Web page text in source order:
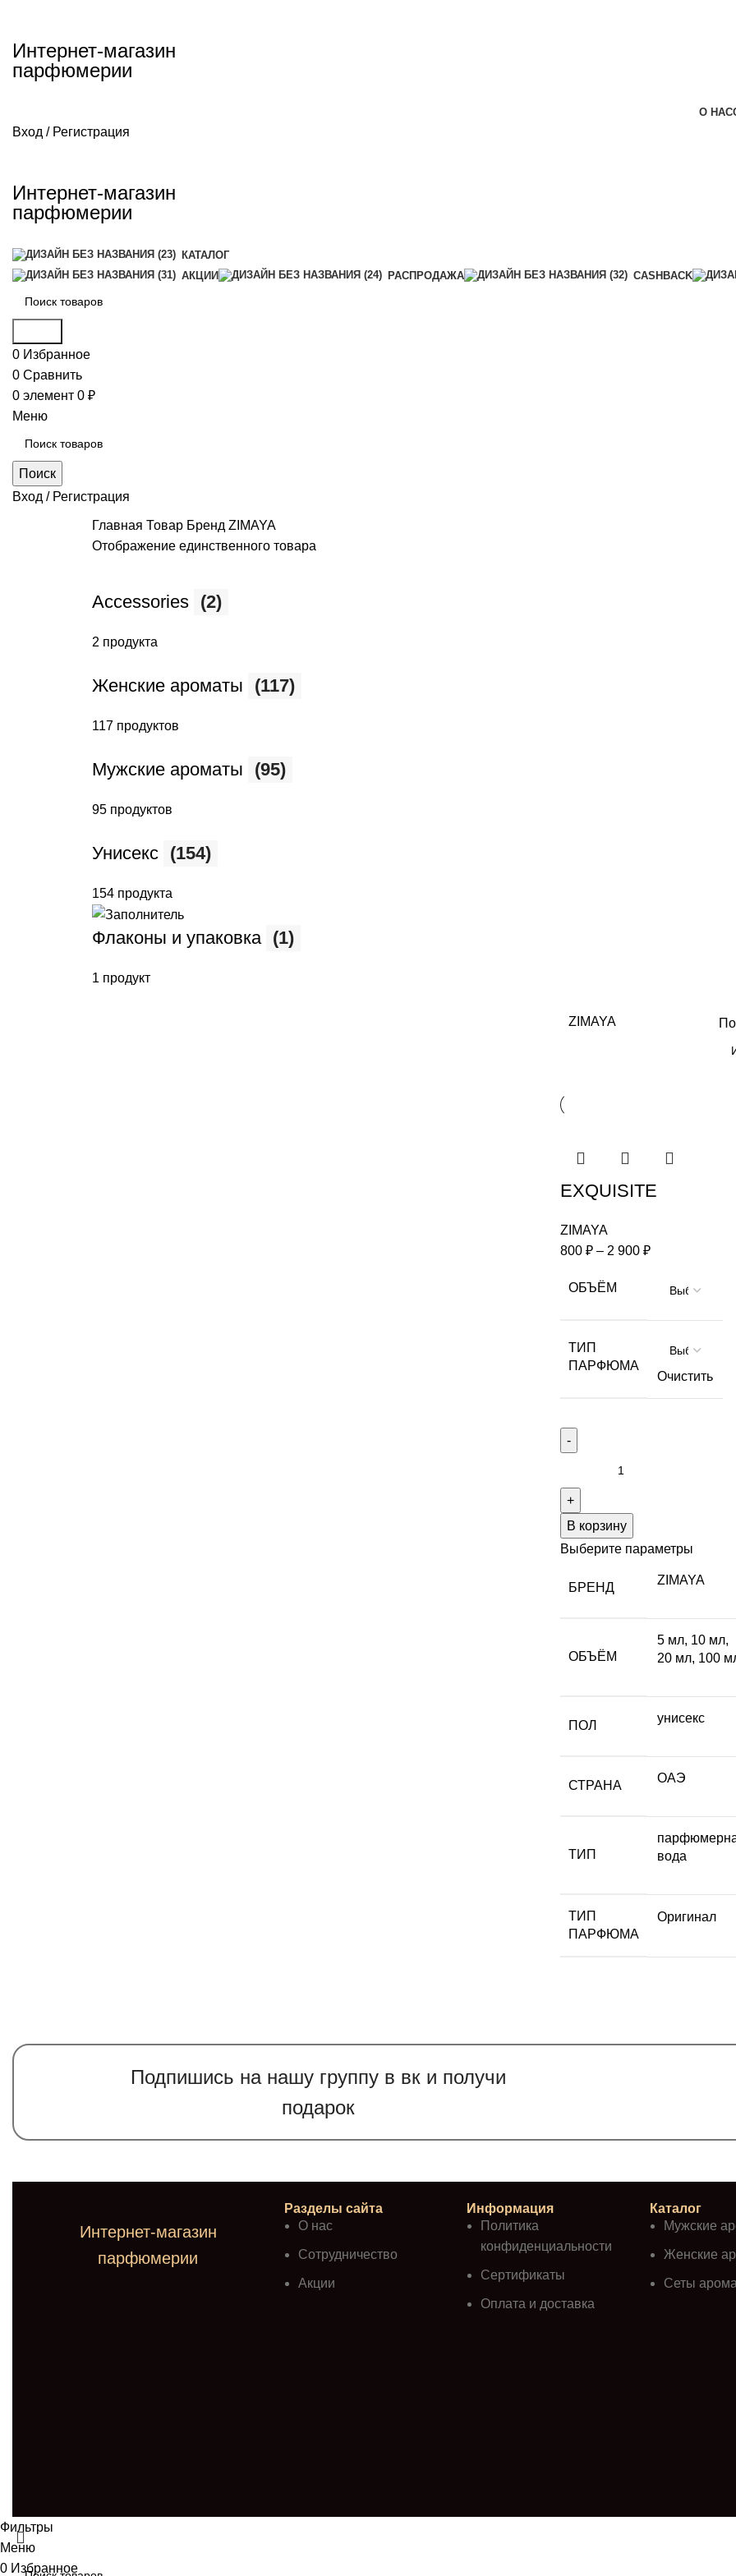
Интернет-магазин
парфюмерии
О НАС
Вход / Регистрация
Интернет-магазин
парфюмерии
КАТАЛОГ
АКЦИИ
РАСПРОДАЖА CASHBACK
0 Избранное
0 Сравнить
0 элемент 0 ₽
Меню
Поиск
Вход / Регистрация
Главная Товар Бренд ZIMAYA
Отображение единственного товара
Accessories (2)
2 продукта
Женские ароматы (117)
117 продуктов
Мужские ароматы (95)
95 продуктов
Унисекс (154)
154 продукта
Флаконы и упаковка (1)
1 продукт
ZIMAYA
EXQUISITE
ZIMAYA
800 ₽ – 2 900 ₽
ОБЪЁМ
ТИП
ПАРФЮМА
Очистить
В корзину
Выберите параметры
БРЕНД
ZIMAYA
ОБЪЁМ
5 мл, 10 мл,
20 мл, 100
ПОЛ
унисекс
СТРАНА
ОАЭ
ТИП
вода
ТИП
ПАРФЮМА
Оригинал
Подпишись на нашу группу в вк и получи
подарок
Интернет-магазин
парфюмерии
Разделы сайта
О нас
Сотрудничество
Акции
Информация
Политика
конфиденциальности
Сертификаты
Оплата и доставка
Каталог
Мужские
Женские
Сеты
Фильтры
Меню
0 Избранное